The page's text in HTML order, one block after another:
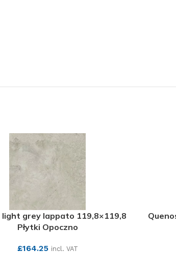
light grey lappato 119,8×119,8
Płytki Opoczno
£164.25 incl. VAT